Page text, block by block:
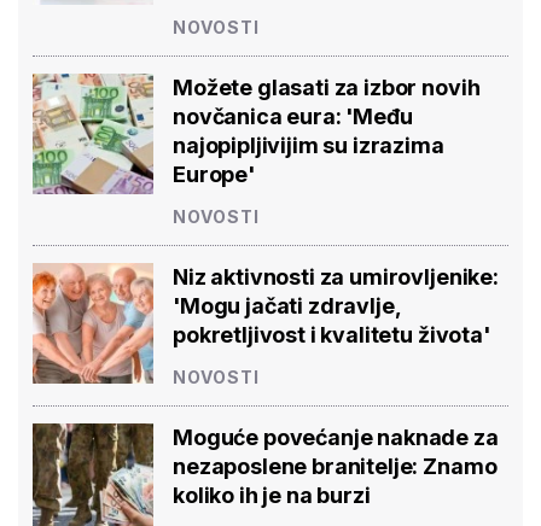
NOVOSTI
Možete glasati za izbor novih
novčanica eura: 'Među
najopipljivijim su izrazima
Europe'
NOVOSTI
Niz aktivnosti za umirovljenike:
'Mogu jačati zdravlje,
pokretljivost i kvalitetu života'
NOVOSTI
Moguće povećanje naknade za
nezaposlene branitelje: Znamo
koliko ih je na burzi